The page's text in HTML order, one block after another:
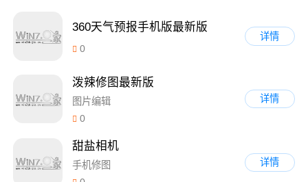
360天气预报手机版最新版
0
详情
泼辣修图最新版
图片编辑
0
详情
甜盐相机
手机修图
详情